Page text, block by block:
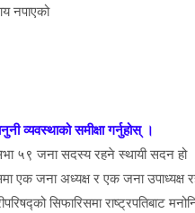
नपाएको
व्यवस्थाको समीक्षा गर्नुहोस् ।
५९ जना सदस्य रहने स्थायी सदन हो ।
एक जना अध्यक्ष र एक जना उपाध्यक्ष
सिफारिसमा राष्ट्रपतिबाट